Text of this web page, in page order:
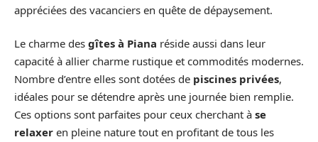
appréciées des vacanciers en quête de dépaysement.
Le charme des gîtes à Piana réside aussi dans leur
capacité à allier charme rustique et commodités modernes.
Nombre d’entre elles sont dotées de piscines privées,
idéales pour se détendre après une journée bien remplie.
Ces options sont parfaites pour ceux cherchant à se
relaxer en pleine nature tout en profitant de tous les